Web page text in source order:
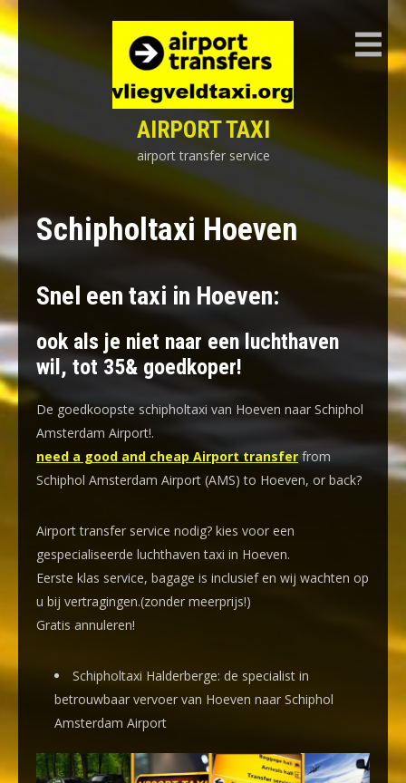
Skip
to
content
AIRPORT TAXI
airport transfer service
Schipholtaxi Hoeven
Snel een taxi in Hoeven:
ook als je niet naar een luchthaven
wil, tot 35& goedkoper!
De goedkoopste schipholtaxi van Hoeven naar Schiphol
Amsterdam Airport!.
need a good and cheap Airport transfer from
Schiphol Amsterdam Airport (AMS) to Hoeven, or back?
Airport transfer service nodig? kies voor een
gespecialiseerde luchthaven taxi in Hoeven.
Eerste klas service, bagage is inclusief en wij wachten op
u bij vertragingen.(zonder meerprijs!)
Gratis annuleren!
Schipholtaxi Halderberge: de specialist in
betrouwbaar vervoer van Hoeven naar Schiphol
Amsterdam Airport